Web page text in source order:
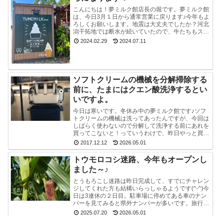
こんにちは！夢ミルク館店長の堀です。夢ミルク館
は、今日3月１日から通常営業に戻ります♪今年もよ
ろしくお願いします。地震は大丈夫でしたか？河北
潟干拓地では断水が続いていたので、牛たちもスタ
ッフも大変でした。能登半島地震で河北潟干拓地も
2024.02.29 2024.07.11
ソフトクリームの機械を分解掃除する
前に、たまにはクエン酸洗浄するとい
いですよ。
今日は寒いです。冬休み中の夢ミルク館です♪ソフ
トクリームの機械は洗ってあったんですが、今回は
しばらく使わないので分解して洗浄する前にあれを
買ってこないと！っていうわけで、昨日やっと買っ
てきました。ポットのクエン酸洗浄剤。粉末のやつ
2017.12.12 2026.05.01
トウモロコシ迷路、今年もオープンし
ました～♪
とうもろこし迷路は昨日完成して、すでにチャレン
ジしてくれた方も結構いらっしゃるようです(^-^)今
日は3連休の２日目。駐車場に停めてある車のナン
バーを見てみると県外ナンバーが多いです。旅行と
か帰省ですかね(^^)みんな楽しそうで良かったで
2025.07.20 2026.05.01